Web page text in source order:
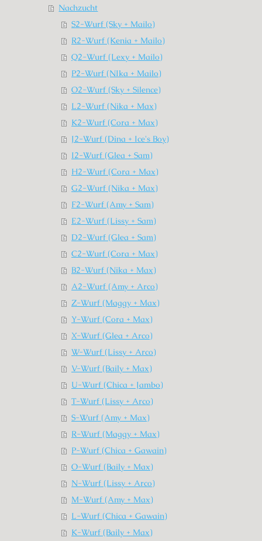
Nachzucht
S2-Wurf (Sky + Mailo)
R2-Wurf (Kenia + Mailo)
Q2-Wurf (Lexy + Mailo)
P2-Wurf (NIka + Mailo)
O2-Wurf (Sky + Silence)
L2-Wurf (Nika + Max)
K2-Wurf (Cora + Max)
J2-Wurf (Dina + Ice's Boy)
I2-Wurf (Glea + Sam)
H2-Wurf (Cora + Max)
G2-Wurf (Nika + Max)
F2-Wurf (Amy + Sam)
E2-Wurf (Lissy + Sam)
D2-Wurf (Glea + Sam)
C2-Wurf (Cora + Max)
B2-Wurf (Nika + Max)
A2-Wurf (Amy + Arco)
Z-Wurf (Maggy + Max)
Y-Wurf (Cora + Max)
X-Wurf (Glea + Arco)
W-Wurf (Lissy + Arco)
V-Wurf (Baily + Max)
U-Wurf (Chica + Jambo)
T-Wurf (Lissy + Arco)
S-Wurf (Amy + Max)
R-Wurf (Maggy + Max)
P-Wurf (Chica + Gawain)
O-Wurf (Baily + Max)
N-Wurf (Lissy + Arco)
M-Wurf (Amy + Max)
L-Wurf (Chica + Gawain)
K-Wurf (Baily + Max)